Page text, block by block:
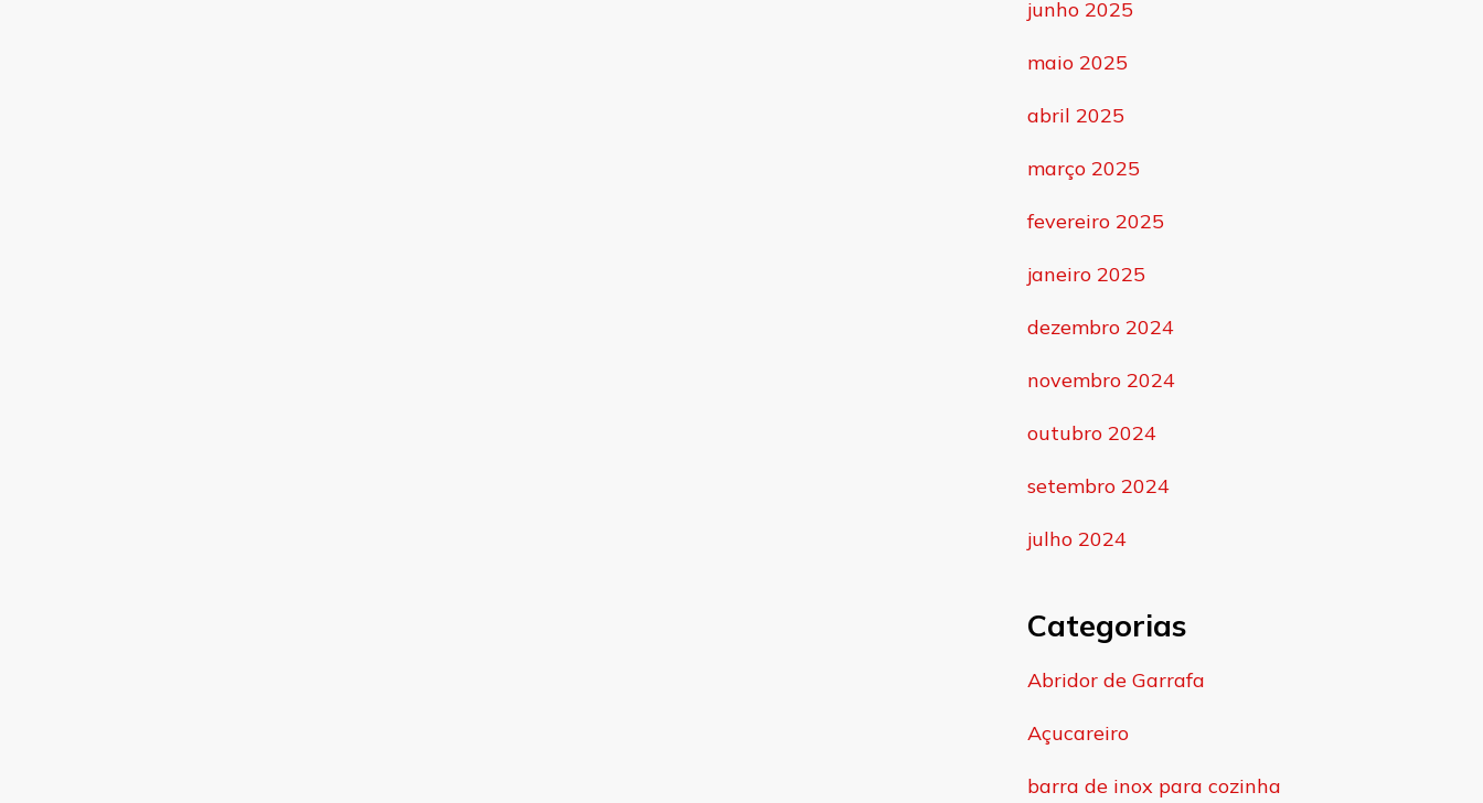
junho 2025
maio 2025
abril 2025
março 2025
fevereiro 2025
janeiro 2025
dezembro 2024
novembro 2024
outubro 2024
setembro 2024
julho 2024
Categorias
Abridor de Garrafa
Açucareiro
barra de inox para cozinha